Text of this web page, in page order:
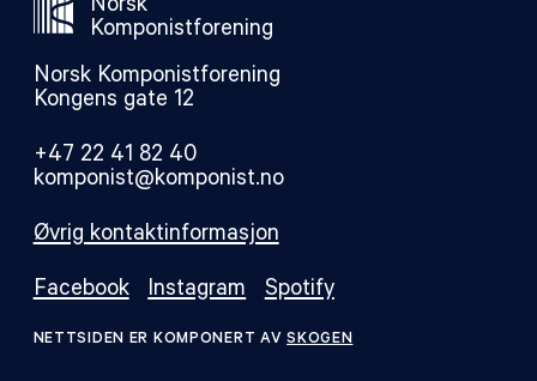
Norsk
Komponistforening
Norsk Komponistforening
Kongens gate 12
+47 22 41 82 40
komponist@komponist.no
Øvrig kontaktinformasjon
Facebook Instagram Spotify
NETTSIDEN ER KOMPONERT AVSKOGEN